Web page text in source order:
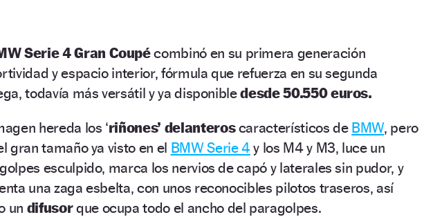
Serie 4 Gran Coupécombinó en su primera generación
y espacio interior, fórmula que refuerza en su segunda
todavía más versátil y ya disponibledesde 50.550 euros.
hereda los ‘riñones’ delanteroscaracterísticos de BMW, pero
gran tamaño ya visto en el BMW Serie 4y los M4 y M3, luce un
esculpido, marca los nervios de capó y laterales sin pudor, y
una zaga esbelta, con unos reconocibles pilotos traseros, así
un difusorque ocupa todo el ancho del paragolpes.